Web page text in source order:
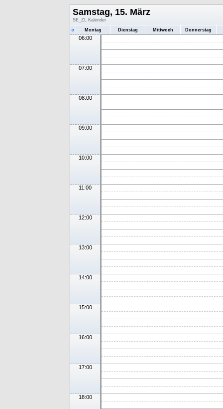
Samstag, 15. März
SE_ZL Kalender
« Montag Dienstag Mittwoch Donnerstag
06:00
07:00
08:00
09:00
10:00
11:00
12:00
13:00
14:00
15:00
16:00
17:00
18:00